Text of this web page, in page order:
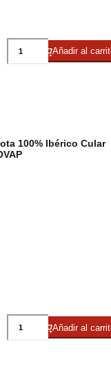
Quesos
Añadir al
100% Ibérico Cular
Añadir al